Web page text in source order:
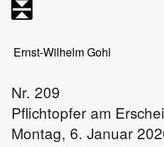
Ernst-Wilhelm Gohl
Nr. 209
Pflichtopfer am
Montag, 6. Januar